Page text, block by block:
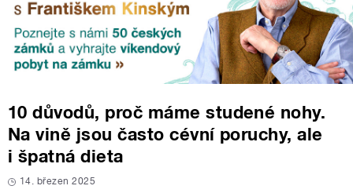
10 důvodů, proč máme studené nohy.
Na vině jsou často cévní poruchy, ale
i špatná dieta
14. březen 2025